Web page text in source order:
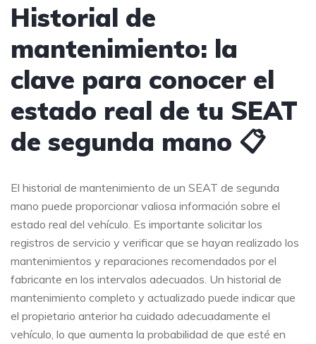
Historial de
mantenimiento: la
clave para conocer el
estado real de tu SEAT
de segunda mano 📋
El historial de mantenimiento de un SEAT de segunda
mano puede proporcionar valiosa información sobre el
estado real del vehículo. Es importante solicitar los
registros de servicio y verificar que se hayan realizado los
mantenimientos y reparaciones recomendados por el
fabricante en los intervalos adecuados. Un historial de
mantenimiento completo y actualizado puede indicar que
el propietario anterior ha cuidado adecuadamente el
vehículo, lo que aumenta la probabilidad de que esté en